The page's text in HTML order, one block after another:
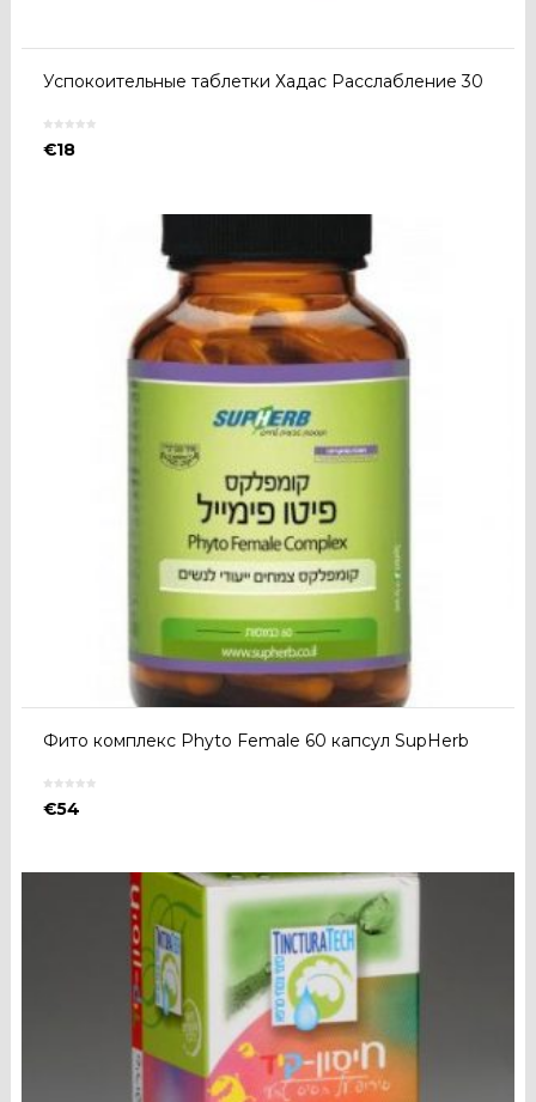
Успокоительные таблетки Хадас Расслабление 30
€18
Фито комплекс Phyto Female 60 капсул SupHerb
€54